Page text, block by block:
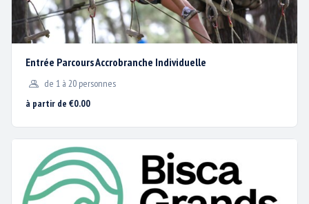
Entrée Parcours Accrobranche Individuelle
de 1 à 20 personnes
à partir de €0.00